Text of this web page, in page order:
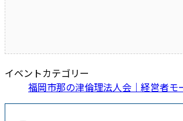
イベントカテゴリー
福岡市那の津倫理法人会｜経営者モ